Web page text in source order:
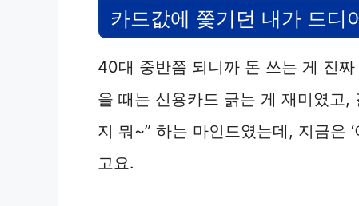
카드값에 쫓기던 내가 드디
40대 중반쯤 되니까 돈 쓰는 게 진
을 때는 신용카드 긁는 게 재미였고,
지 뭐~” 하는 마인드였는데, 지금은
고요.